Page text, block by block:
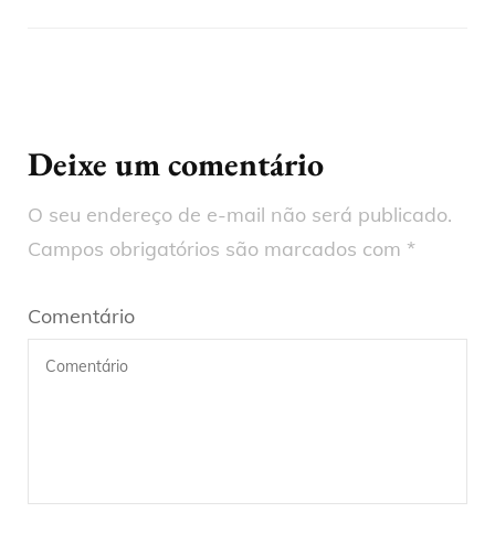
Deixe um comentário
O seu endereço de e-mail não será publicado.
Campos obrigatórios são marcados com *
Comentário